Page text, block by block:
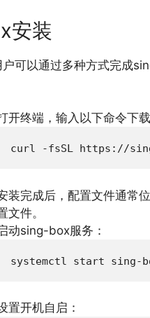
安装
可以通过多种方式完成
开终端，输入以下命令下
装完成后，配置文件通常
文件。
动sing-box服务：
置开机自启：